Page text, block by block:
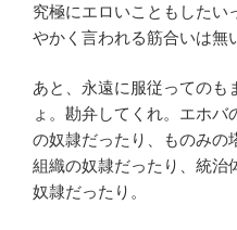
究極にエロいこともしたい
やかく言われる筋合いは無
あと、永遠に服従ってのも
ょ。勘弁してくれ。エホ
の奴隷だったり、ものみの
組織の奴隷だったり、統治
奴隷だったり。